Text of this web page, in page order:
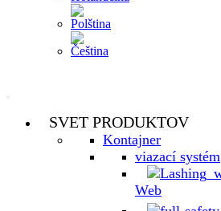
SVET PRODUKTOV
Kontajner
viazací systém
Web